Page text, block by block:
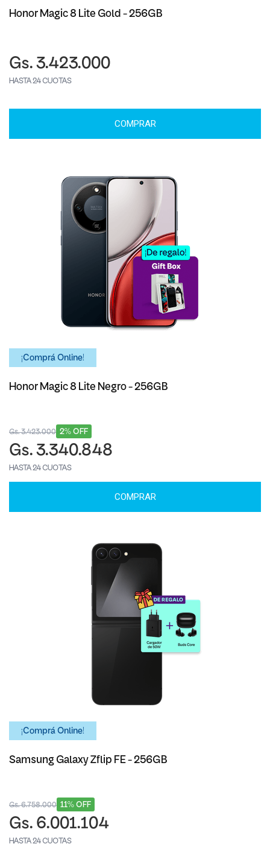
Honor Magic 8 Lite Gold - 256GB
Gs. 3.423.000
HASTA 24 CUOTAS
COMPRAR
¡Comprá Online!
Honor Magic 8 Lite Negro - 256GB
2% OFF
Gs. 3.423.000
Gs. 3.340.848
HASTA 24 CUOTAS
COMPRAR
¡Comprá Online!
Samsung Galaxy Zflip FE - 256GB
11% OFF
Gs. 6.758.000
Gs. 6.001.104
HASTA 24 CUOTAS